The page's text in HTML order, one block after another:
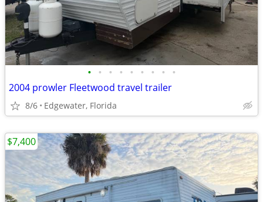
• • • • • • • • •
2004 prowler Fleetwood travel trailer
8/6 Edgewater, Florida
$7,400